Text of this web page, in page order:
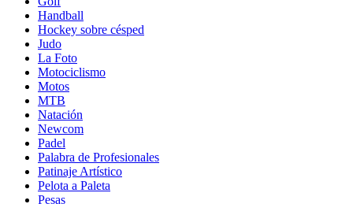
Handball
Hockey sobre césped
Judo
La Foto
Motociclismo
Motos
MTB
Natación
Newcom
Padel
Palabra de Profesionales
Patinaje Artístico
Pelota a Paleta
Pesas